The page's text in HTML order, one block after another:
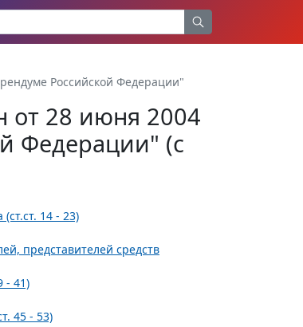
Российской Федерации"
от 28 июня 2004
Федерации" (с
14 - 23)
представителей средств
- 41)
45 - 53)